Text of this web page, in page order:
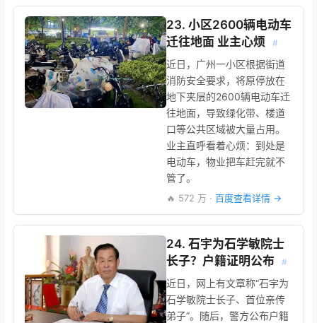
23. 小区2600辆电动车
迁往地面 业主心烦
#
近日，广州一小区根据街道
消防安全要求，将原停放在
地下夹层的2600辆电动车迁
往地面，导致绿化带、楼道
口等公共区域被大量占用。
业主直呼看着心烦：到处是
电动车，物业把车赶完就不
管了。
🔥 572 万 · 百度查看详情 →
24. 石宇为石学敏院士
长子？户籍证明公布
#
近日，网上有文章称“石宇为
石学敏院士长子、首位亲传
弟子”。随后，警方公布户籍